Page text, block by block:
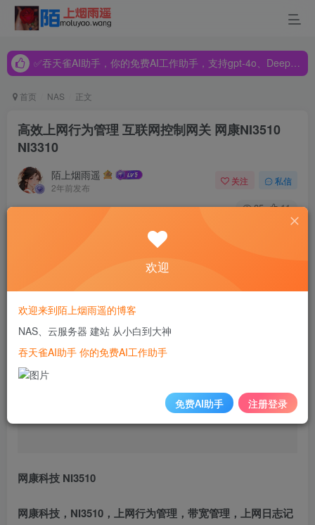
✅吞天雀AI助手，你的免费AI工作助手，支持gpt-4o、DeepSeek、Claude🔥🔥🔥🔥
✅吞天雀AI助手，你的免费AI工作助手，支持gpt-4o、DeepSeek、Claude🔥🔥🔥🔥
首页 NAS 正文
高效上网行为管理 互联网控制网关 网康NI3510
NI3310
陌上烟雨遥
2年前发布
关注 私信
85 11
网康科技 NI3510
网康科技，NI3510，上网行为管理，带宽管理，上网日志记
欢迎
欢迎来到陌上烟雨遥的博客
NAS、云服务器 建站 从小白到大神
吞天雀AI助手 你的免费AI工作助手
免费AI助手 注册登录